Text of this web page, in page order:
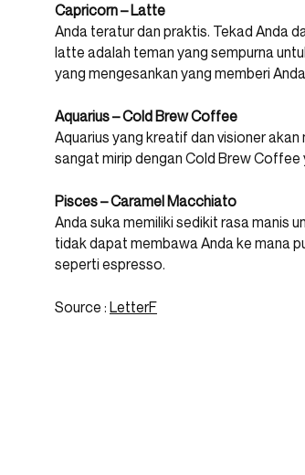
Capricorn – Latte
Anda teratur dan praktis. Tekad Anda
latte adalah teman yang sempurna
yang mengesankan yang memberi
Aquarius – Cold Brew Coffee
Aquarius yang kreatif dan visioner
sangat mirip dengan Cold Brew Coffee
Pisces – Caramel Macchiato
Anda suka memiliki sedikit rasa manis
tidak dapat membawa Anda ke mana
seperti espresso.
Source : LetterF